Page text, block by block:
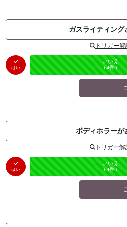
ガスライティング
トリガー解
はい
はい
（0件）
未投票
いいえ
（4件）
ボディホラーが
トリガー解
はい
はい
（0件）
未投票
いいえ
（4件）